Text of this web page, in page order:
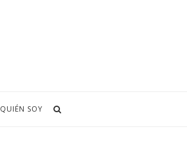
QUIÉN SOY